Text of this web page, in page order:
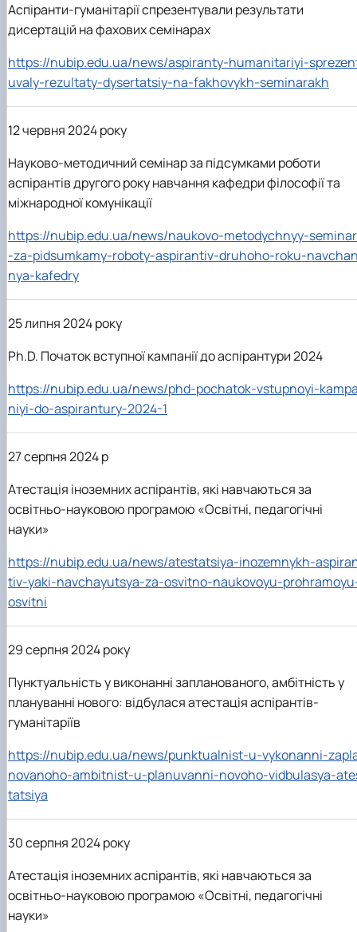
Аспіранти-гуманітарії спрезентували результати
дисертацій на фахових семінарах
https://nubip.edu.ua/news/aspiranty-humanitariyi-
uvaly-rezultaty-dysertatsiy-na-fakhovykh-seminarakh
12 червня 2024 року
Науково-методичний семінар за підсумками роботи
аспірантів другого року навчання кафедри філософії та
міжнародної комунікації
https://nubip.edu.ua/news/naukovo-metodychnyy-seminar
-za-pidsumkamy-roboty-aspirantiv-druhoho-roku-
nya-kafedry
25 липня 2024 року
Ph.D. Початок вступної кампанії до аспірантури 2024
https://nubip.edu.ua/news/phd-pochatok-vstupnoyi-
niyi-do-aspirantury-2024-1
27 серпня 2024 р
Атестація іноземних аспірантів, які навчаються за
освітньо-науковою програмою «Освітні, педагогічні
науки»
https://nubip.edu.ua/news/atestatsiya-inozemnykh-
tiv-yaki-navchayutsya-za-osvitno-naukovoyu-
osvitni
29 серпня 2024 року
Пунктуальність у виконанні запланованого, амбітність у
плануванні нового: відбулася атестація аспірантів-
гуманітаріїв
https://nubip.edu.ua/news/punktualnist-u-vykonanni-
novanoho-ambitnist-u-planuvanni-novoho-vidbulasya-
tatsiya
30 серпня 2024 року
Атестація іноземних аспірантів, які навчаються за
освітньо-науковою програмою «Освітні, педагогічні
науки»